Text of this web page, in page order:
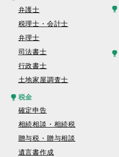
弁護士
税理士・会計士
弁理士
司法書士
行政書士
土地家屋調査士
税金
確定申告
相続相談・相続税
贈与税・贈与相談
遺言書作成